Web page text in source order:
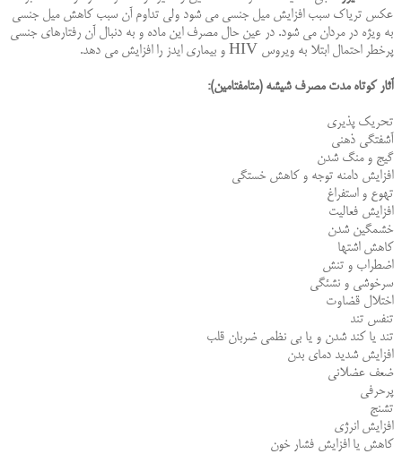
عكس تریاك سبب افزایش میل جنسى مى شود ولى تداوم آن سبب كاهش میل جنسى
به ویژه در مردان مى شود. در عین حال مصرف این ماده و به دنبال آن رفتارهاى جنسى
پرخطر احتمال ابتلا به ویروس HIV و بیمارى ایدز را افزایش مى دهد.
آثار كوتاه مدت مصرف شیشه (متامفتامین):
تحریك پذیرى
آشفتگى ذهنى
گیج و منگ شدن
افزایش دامنه توجه و كاهش خستگى
تهوع و استفراغ
افزایش فعالیت
خشمگین شدن
كاهش اشتها
اضطراب و تنش
سرخوشى و نشئگى
اختلال قضاوت
تنفس تند
تند یا كند شدن و یا بى نظمى ضربان قلب
افزایش شدید دماى بدن
ضعف عضلانى
پرحرفى
تشنج
افزایش انرژى
كاهش یا افزایش فشار خون